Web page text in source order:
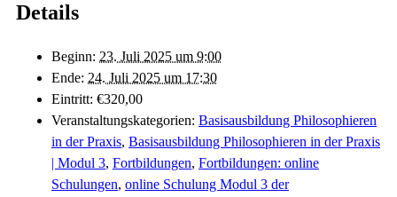
Details
Beginn: 23. Juli 2025 um 9:00
Ende: 24. Juli 2025 um 17:30
Eintritt: €320,00
Veranstaltungskategorien: Basisausbildung Philosophieren
in der Praxis, Basisausbildung Philosophieren in der Praxis
| Modul 3, Fortbildungen, Fortbildungen: online
Schulungen, online Schulung Modul 3 der